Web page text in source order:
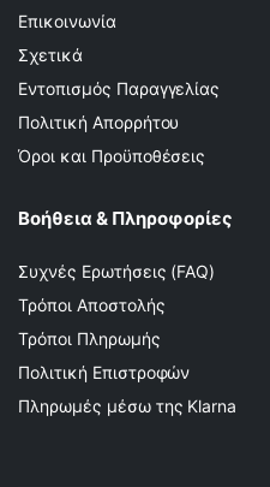
Επικοινωνία
Σχετικά
Εντοπισμός Παραγγελίας
Πολιτική Απορρήτου
Όροι και Προϋποθέσεις
Βοήθεια & Πληροφορίες
Συχνές Ερωτήσεις (FAQ)
Τρόποι Αποστολής
Τρόποι Πληρωμής
Πολιτική Επιστροφών
Πληρωμές μέσω της Klarna